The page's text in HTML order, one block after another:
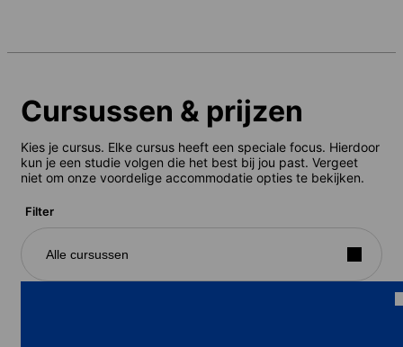
Cursussen & prijzen
Kies je cursus. Elke cursus heeft een speciale focus. Hierdoor
kun je een studie volgen die het best bij jou past. Vergeet
niet om onze voordelige accommodatie opties te bekijken.
Filter
Alle cursussen